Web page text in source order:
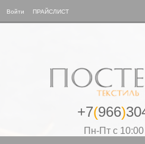
Войти ПРАЙСЛИСТ
+7(966)
Пн-Пт с